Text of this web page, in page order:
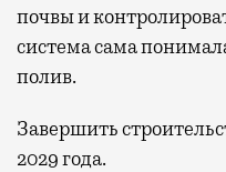
почвы и
система сама
полив.
Завершить
2029 года.